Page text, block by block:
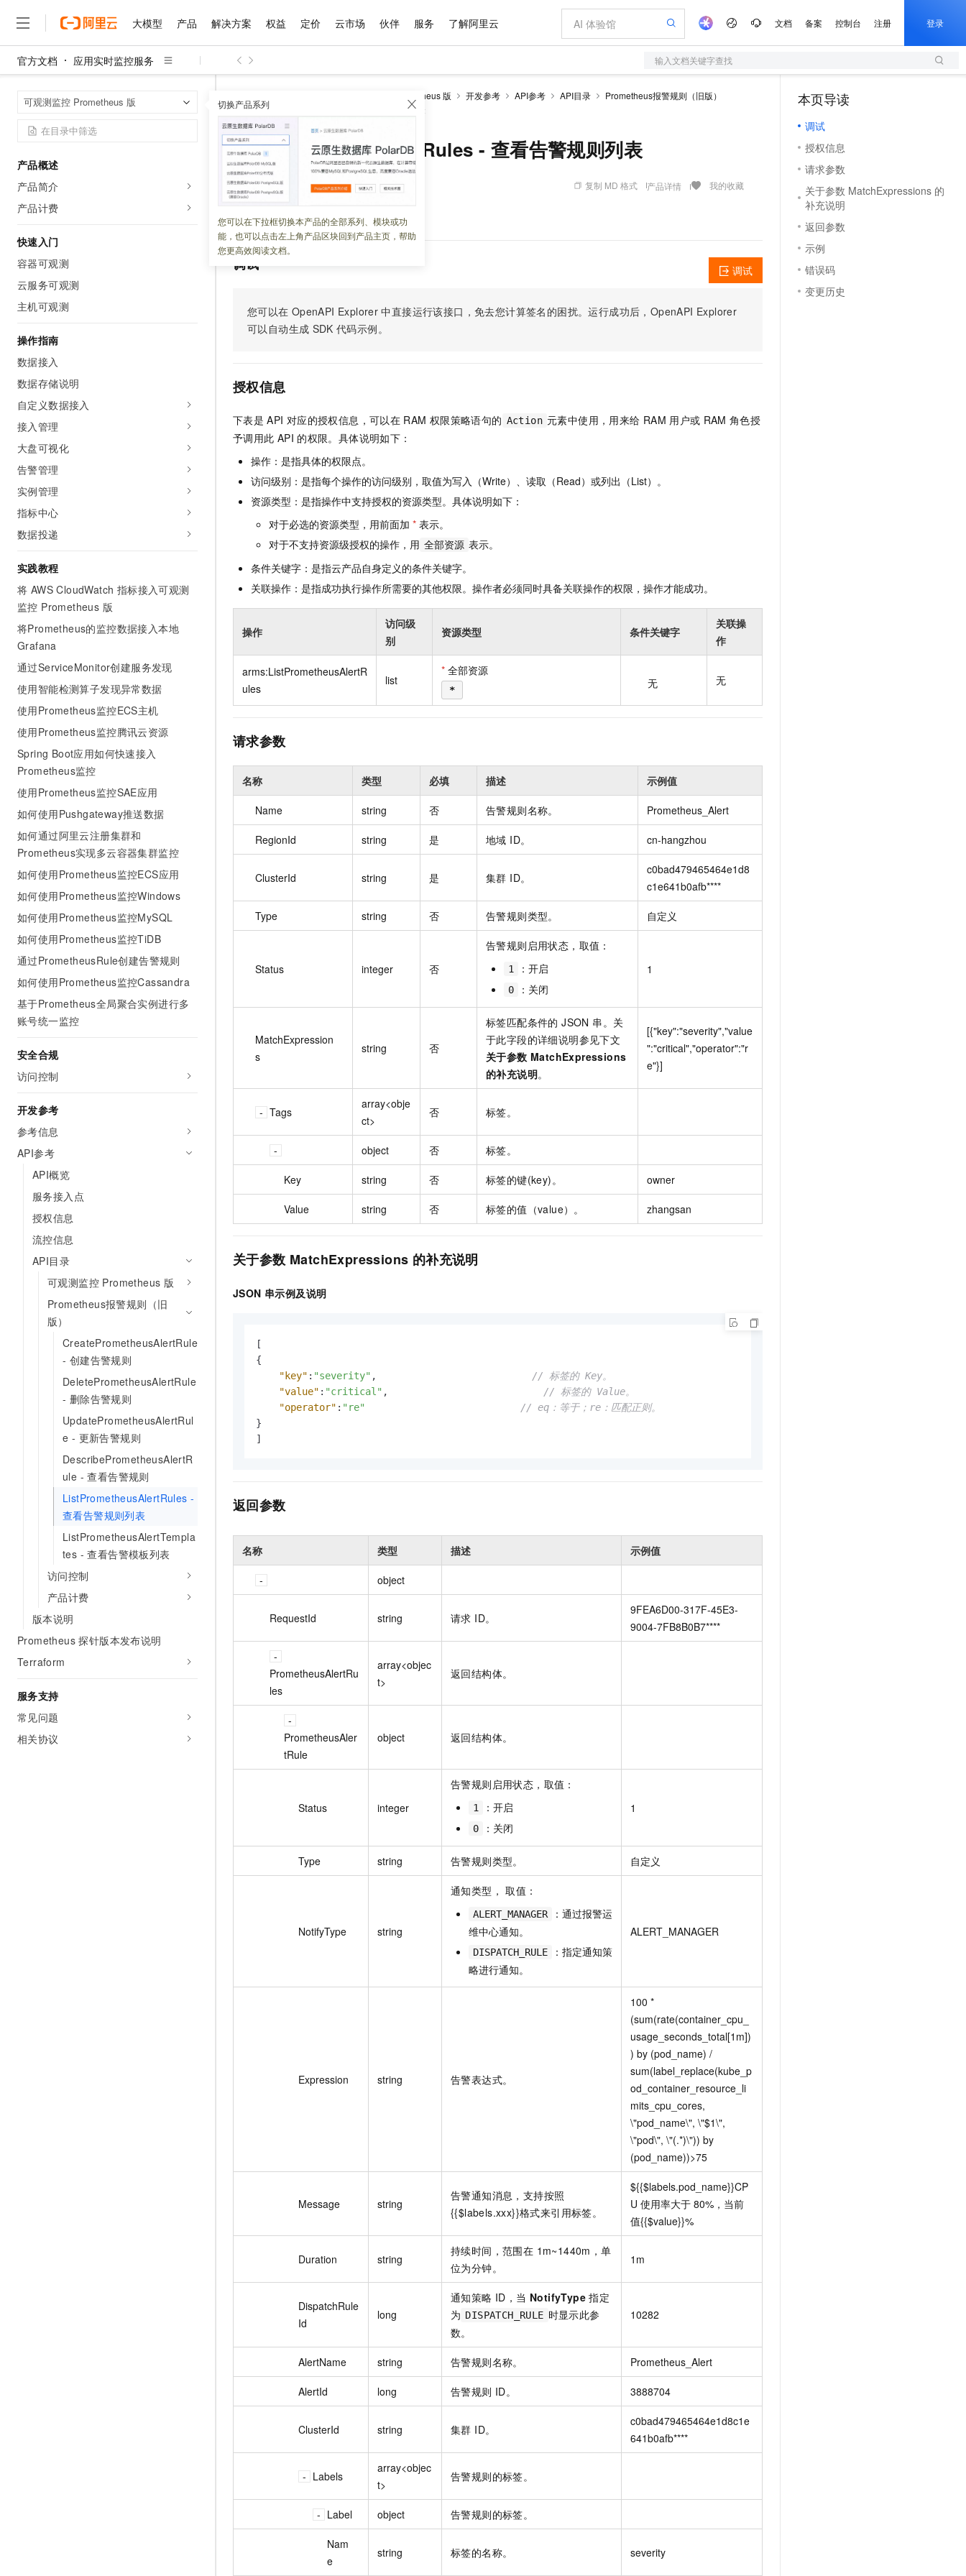
大模型 产品 解决方案 权益 定价 云市场 伙伴 服务 了解阿里云 文档 备案 控制台 注册 登录
官方文档 应用实时监控服务 输入文档关键字查找
可观测监控 Prometheus 版 切换产品系列
您可以在下拉框切换本产品的全部系列、模块或功
能，也可以点击左上角产品区块回到产品主页，帮助
您更高效阅读文档。
产品概述
产品简介
产品计费
快速入门
容器可观测
云服务可观测
主机可观测
操作指南
数据接入
数据存储说明
自定义数据接入
接入管理
大盘可视化
告警管理
实例管理
指标中心
数据投递
实践教程
将 AWS CloudWatch 指标接入可观测
监控 Prometheus 版
将Prometheus的监控数据接入本地
Grafana
通过ServiceMonitor创建服务发现
使用智能检测算子发现异常数据
使用Prometheus监控ECS主机
使用Prometheus监控腾讯云资源
Spring Boot应用如何快速接入
Prometheus监控
使用Prometheus监控SAE应用
如何使用Pushgateway推送数据
如何通过阿里云注册集群和
Prometheus实现多云容器集群监控
如何使用Prometheus监控ECS应用
如何使用Prometheus监控Windows
如何使用Prometheus监控MySQL
如何使用Prometheus监控TiDB
通过PrometheusRule创建告警规则
如何使用Prometheus监控Cassandra
基于Prometheus全局聚合实例进行多
账号统一监控
安全合规
访问控制
开发参考
参考信息
API参考
API概览
服务接入点
授权信息
流控信息
API目录
可观测监控 Prometheus 版
Prometheus报警规则（旧
版）
CreatePrometheusAlertRule
- 创建告警规则
DeletePrometheusAlertRule
- 删除告警规则
UpdatePrometheusAlertRul
e - 更新告警规则
DescribePrometheusAlertR
ule - 查看告警规则
ListPrometheusAlertRules -
查看告警规则列表
ListPrometheusAlertTempla
tes - 查看告警模板列表
访问控制
产品计费
版本说明
Prometheus 探针版本发布说明
Terraform
服务支持
常见问题
相关协议
可观测监控 Prometheus 版 开发参考 API参考 API目录
Prometheus报警规则（旧版）
ListPrometheusAlertRules - 查看告警规则列表
ListPrometheusAlertRules - 查看告警规则列表
更新时间：2026-04-08 10:10:10 复制 MD 格式 产品详情 我的收藏
查看 Prometheus 告警规则列表。
调试
您可以在 OpenAPI Explorer 中直接运行该接口，免去您计算签名的困扰。运行成功后，OpenAPI Explorer
可以自动生成 SDK 代码示例。
调试
授权信息
下表是 API 对应的授权信息，可以在 RAM 权限策略语句的 Action 元素中使用，用来给 RAM 用户或 RAM 角色授
予调用此 API 的权限。具体说明如下：
操作：是指具体的权限点。
访问级别：是指每个操作的访问级别，取值为写入（Write）、读取（Read）或列出（List）。
资源类型：是指操作中支持授权的资源类型。具体说明如下：
对于必选的资源类型，用前面加 * 表示。
对于不支持资源级授权的操作，用 全部资源 表示。
条件关键字：是指云产品自身定义的条件关键字。
关联操作：是指成功执行操作所需要的其他权限。操作者必须同时具备关联操作的权限，操作才能成功。
操作
访问级
别
资源类型 条件关键字
关联操
作
arms:ListPrometheusAlertR
ules
list
* 全部资源
* 无 无
请求参数
名称 类型 必填 描述 示例值
Name string 否 告警规则名称。 Prometheus_Alert
RegionId string 是 地域 ID。 cn-hangzhou
ClusterId string 是 集群 ID。
c0bad479465464e1d8
c1e641b0afb****
Type string 否 告警规则类型。 自定义
Status integer 否
告警规则启用状态，取值：
1 ：开启
0 ：关闭
1
MatchExpression
s
string 否
标签匹配条件的 JSON 串。关
于此字段的详细说明参见下文
关于参数 MatchExpressions
的补充说明。
[{"key":"severity","value
":"critical","operator":"r
e"}]
Tags
array<obje
ct>
否 标签。
object 否 标签。
Key string 否 标签的键(key)。 owner
Value string 否 标签的值（value）。 zhangsan
关于参数 MatchExpressions 的补充说明
JSON 串示例及说明
[
{
"key" : "severity" ,
// 标签的 Key。
"value" : "critical" ,
// 标签的 Value。
"operator" : "re"
// eq：等于；re：匹配正则。
}
]
返回参数
名称 类型 描述 示例值
object
RequestId string 请求 ID。
9FEA6D00-317F-45E3-
9004-7FB8B0B7****
PrometheusAlertRu
les
array<objec
t>
返回结构体。
PrometheusAler
tRule
object 返回结构体。
Status integer
告警规则启用状态，取值：
1 ：开启
0 ：关闭
1
Type string 告警规则类型。 自定义
NotifyType string
通知类型， 取值：
ALERT_MANAGER
：通过报警运
维中心通知。
DISPATCH_RULE
：指定通知策
略进行通知。
ALERT_MANAGER
Expression string 告警表达式。
100 *
(sum(rate(container_cpu_
usage_seconds_total[1m])
) by (pod_name) /
sum(label_replace(kube_p
od_container_resource_li
mits_cpu_cores,
\"pod_name\", \"$1\",
\"pod\", \"(.*)\")) by
(pod_name))>75
Message string
告警通知消息，支持按照
{{$labels.xxx}}格式来引用标签。
${{$labels.pod_name}}CP
U 使用率大于 80%，当前
值{{$value}}%
Duration string
持续时间，范围在 1m~1440m，单
位为分钟。
1m
DispatchRule
Id
long
通知策略 ID，当 NotifyType 指定
为 DISPATCH_RULE 时显示此参
数。
10282
AlertName string 告警规则名称。 Prometheus_Alert
AlertId long 告警规则 ID。 3888704
ClusterId string 集群 ID。
c0bad479465464e1d8c1e
641b0afb****
Labels
array<objec
t>
告警规则的标签。
Label object 告警规则的标签。
Nam
e
string 标签的名称。 severity
本页导读
调试
授权信息
请求参数
关于参数 MatchExpressions 的
补充说明
返回参数
示例
错误码
变更历史
大模型
大模型服务平台百炼
大模型
文本生成
Qwen3.8-Max HOT
智能体时代全能旗舰模型
Qwen3.7-Plus
Qwen3-VL-Plus
视觉 Coding、空间感知、多模态思考等全面升级
Kimi 最新旗舰模型，长程编程与推理利器
GLM-5.2
图片和视频生成
Wan2.7-T2V
语音识别与合成
Qwen3-TTS-Flash
Cosyvoice-V3-Flash
大模型服务
千问AI平台-Token Plan NEW
千问AI平台-模型体验
在线体验全尺寸、多种模态的模型效果
Happy 系列大模型
新一代 AI 视频生成模型，深度适配广告营销等场景
大模型服务平台百炼-应用模版
灵活可视化地构建企业级 Agent
人工智能平台 PAI
Qoder HOT
大模型解决方案
快速部署 Dify，高效搭建 AI 应用 10分钟微调：让0.6B模型媲美235B模型 多模态数据信息提取
从文本、图片、视频中提取结构化的属性信息
产品
精选产品
人工智能与机器学习
容器
存储
网络与CDN
安全
中间件
数据库
大数据计算
媒体服务
企业服务与云通信
域名与网站
终端用户计算
Serverless
开发工具
迁移与运维管理
专有云
精选产品
大模型服务平台百炼
大模型服务与应用平台
千问大模型
多元化、高性能、安全可靠的大模型服务
无影云电脑
随时随地安全接入的云上超级电脑
云解析DNS
面向分析的企业级SaaS模式云数据仓库
域名与网站
对象存储 OSS
一站式AI开发、训练和推理服务
Qoder CN
提供一站式管理容器应用的 K8s 服务
云数据库 RDS
100%兼容MySQL、PostgreSQL，兼容Oracle，支持集中和分布式
云原生的云上边界网络安全防护产品
轻量应用服务器
数字证书管理服务（原SSL证书）
实现全站HTTPS，呈现可信的WEB访问
短信服务
大数据开发治理平台 DataWorks
解决方案
精选解决方案
AI
大数据
现代化应用
安全
网络
可观测
上云与迁云
企业出海
政企业务
精选解决方案
千问办公，解锁你的工作新方式
企业级Agent产品，直接交付可用成果
Agency Agents：拥有专属领域专家
多领域专家智能体,一键组建 AI 虚拟交付团队
HappyHorse 打造一站式影视创作平台
快速拥有专属 OpenClaw
睿译宝，AI翻译排版一步到位
GLM-5.2：长任务时代开源旗舰模型
自主进化，持久记忆，越用越聪明
Claude Code + GStack 打造工程团队
即刻拥有 DeepSeek-V4-Pro
以可视化方式快速构建移动和 PC 门户网站
一句话生成原生可编辑精美 PPT 文稿
输入一句话想法, 轻松生成专业的 PPT
一键部署幻兽帕鲁游戏服务器
一键购买专属联机服务器，轻松开启游戏
漫剧工坊：一站式动画创作平台
10 分钟搭建微信、支付宝小程序
权益 普惠上云
普惠上云 官方力荐
云服务器38元/年起，超值低价云产品抢先购
官方推荐返现计划
推荐新用户得奖励，单订单最高返9万
云工开物
高校专属算力普惠，学生认证享300元代金券
免费试用
最高领取价值200元试用点，立即开启云上创新
AI 产品 免费试用
140+云产品 免费试用
产品新客免费试用，最长12个月
大模型ACA认证体验
助力企业全员 AI 认知与能力提升
AI 特惠
智启 AI 普惠权益
阿里云 OPC 创新助力计划
至高百万元 Token 补贴，加速一人公司成长
Qwen3.8-Max 首发尝鲜，限时加量 10 倍，夜间低至2折
千问办公，限时限量积分加倍
送.CN域名，送备案服务码
AI 场景体验
AI 电商营销
0 代码专业建站，无忧落地极速上线
AI助力短剧漫剧创作，剧本、分镜、视频高效生成
AI 活动
AI 生产力先锋
先锋实践拓展 AI 生产力的边界
飞天发布时刻
所见，即是所愿
AI 实训营
创新加速
上云场景组合购
定价 产品定价
了解云产品的定价详情
云上成本管理
管理和优化成本
价格计算器
自助选配和估算价格
价格优势
推动算力普惠，释放技术红利
配置报价器
阿里云 OPC 创新助力计划
Token 补贴，五大权
益加速 OPC 成功
云市场 精选商城
网站建设
多端小程序
Salesforce 国际版订阅
友盟天域
观测云
Tuya 物联网平台阿里云版
蓝凌 OA
行业生态解决方案
开发者生态解决方案
数据与 API
数据集
身份实名认证
短信
OCR 文字识别
发票查验
OA 办公系统
财税管理
基础软件
CentOS
Docker
Ubuntu
专业服务
公司注册
上云迁移
伙伴 成为销售伙伴
分销伙伴
咨询伙伴
销售伙伴合作计划
Salesforce On Alibaba Cloud
Consulting Partner 合作计划
AI 大模型销售与服务生态合作计划
成为产品伙伴
产品生态集成认证中心
产品生态伙伴工作台
产品伙伴合作计划
云存储合作计划
数据库合作计划
服务伙伴合作计划
Al MaaS 服务伙伴赋能合作
伙伴信用分合作计划
更多支持
合作伙伴培训与认证
查询合作伙伴
登录合作伙伴管理后台
服务 售前咨询
在线服务
售后服务
自助服务
工单服务
短信专区
企业增值服务
企业支持计划
企业增值服务台
服务实践
阿里云认证
训练营
开发者社区
我要反馈
我要投诉
了解阿里云 为什么选择阿里云
什么是云计算
技术领先
稳定可靠
安全合规
分析师报告
研究报告与白皮书
AI 算法大赛
云开发大赛
最佳实践
云上春晚
云栖战略参考
云上的中国
金融模力时刻
市场活动
云栖大会
活动全景
加入我们
校园招聘